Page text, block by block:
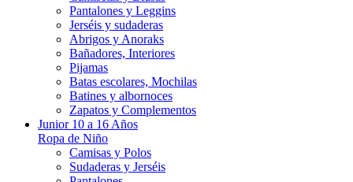
Pantalones y Leggins
Jerséis y sudaderas
Abrigos y Anoraks
Bañadores, Interiores
Pijamas
Batas escolares, Mochilas
Batines y albornoces
Zapatos y Complementos
Junior 10 a 16 Años
Ropa de Niño
Camisas y Polos
Sudaderas y Jerséis